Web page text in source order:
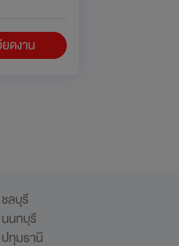
ดงาน
ลบุรี
นทบุรี
ทุมธานี